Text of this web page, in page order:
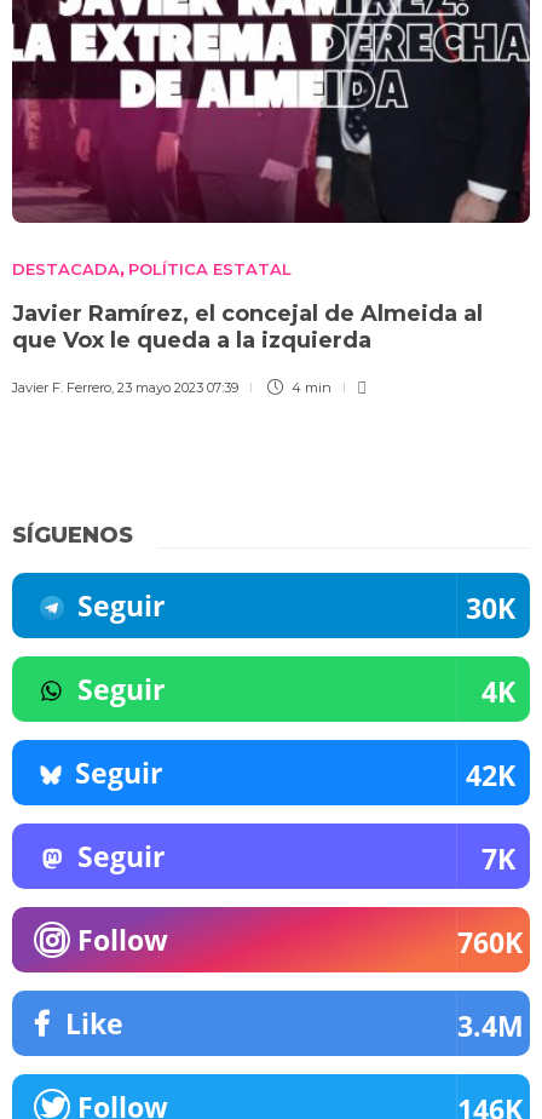
DESTACADA, POLÍTICA ESTATAL
Javier Ramírez, el concejal de Almeida al
que Vox le queda a la izquierda
Javier F. Ferrero 23 mayo 2023 07:39 4 min
SÍGUENOS
Seguir 30K
Seguir 4K
Seguir 42K
Seguir 7K
Follow 760K
Like 3.4M
Follow 146K